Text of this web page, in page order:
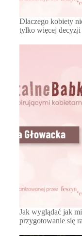
Dlaczego kobiety
tylko więcej decyzji
Jak wyglądać jak
przygotowanie się